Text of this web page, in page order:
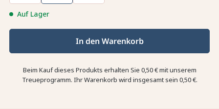
Auf Lager
In den Warenkorb
Beim Kauf dieses Produkts erhalten Sie 0,50 €mit unserem
Treueprogramm. Ihr Warenkorb wird insgesamt sein 0,50 €.